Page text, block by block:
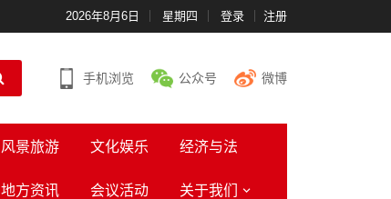
2026年8月6日 星期四 登录 注册
手机浏览 公众号 微博
风景旅游 文化娱乐 经济与法
地方资讯 会议活动 关于我们